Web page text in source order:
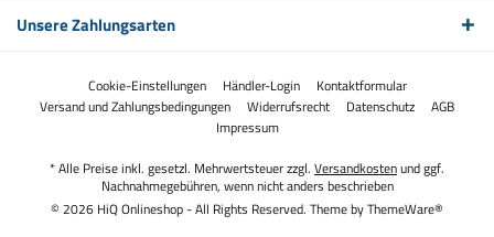
Unsere Zahlungsarten
Cookie-Einstellungen Händler-Login
Kontaktformular
Versand und Zahlungsbedingungen
Widerrufsrecht Datenschutz
AGB
Impressum
* Alle Preise inkl. gesetzl. Mehrwertsteuer zzgl. Versandkostenund ggf.
Nachnahmegebühren, wenn nicht anders beschrieben
© 2026 HiQ Onlineshop - All Rights Reserved. Theme byThemeWare®